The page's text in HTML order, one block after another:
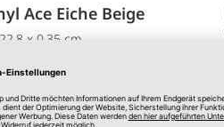
Ace Eiche Beige
x 0,35 cm
Paketpreis:47,29 €*
17,00 €/m2*